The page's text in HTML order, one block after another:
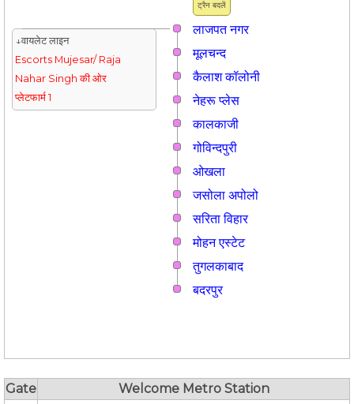
ट्रैन बदलें
लाजपत नगर
↓वायलेट लाइन
Escorts Mujesar/ Raja
Nahar Singh की ओर
प्लेटफार्म 1
मूलचन्द
कैलाश कॉलोनी
नेहरू प्लेस
कालकाजी
गोविन्दपुरी
ओखला
जसोला अपोलो
सरिता विहार
मोहन एस्टेट
तुगलकाबाद
बदरपुर
Gate
Welcome Metro Station